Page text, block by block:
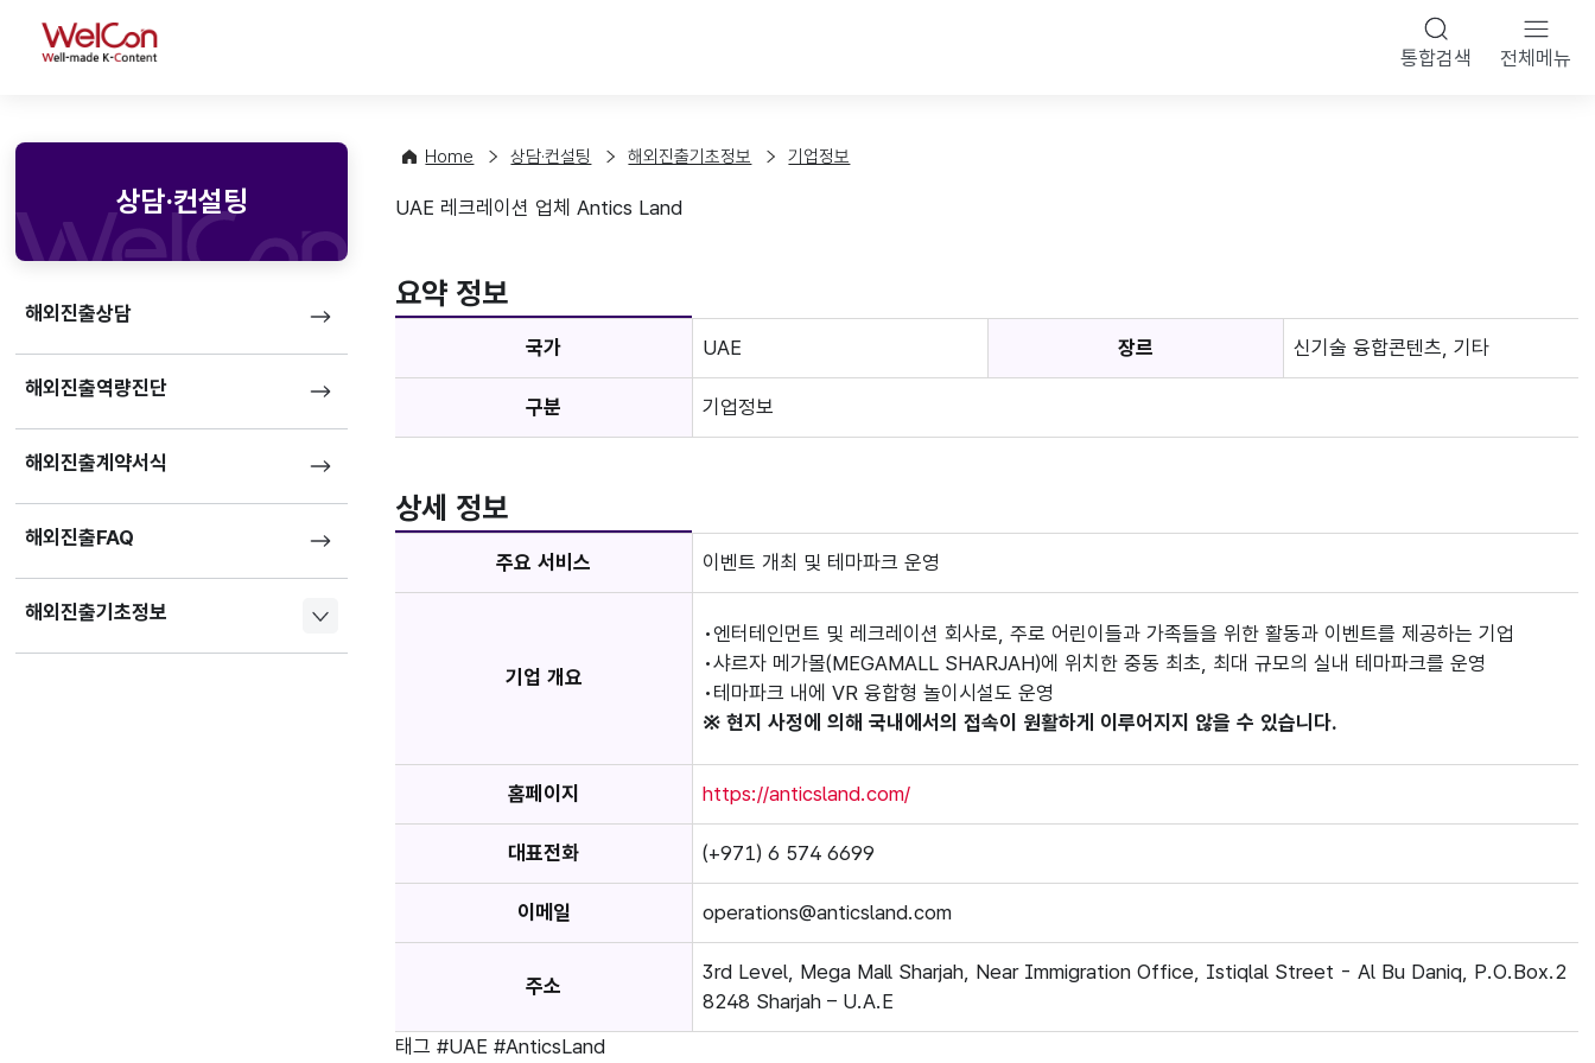
WelCon 통합검색 전체메뉴
상담·컨설팅
해외진출상담
해외진출역량진단
해외진출계약서식
해외진출FAQ
해외진출기초정보
Home 상담·컨설팅 해외진출기초정보 기업정보
기업정보
UAE 레크레이션 업체 Antics Land
요약 정보
국가 UAE 장르 신기술 융합콘텐츠, 기타
구분 기업정보
상세 정보
주요 서비스 이벤트 개최 및 테마파크 운영
기업 개요
엔터테인먼트 및 레크레이션 회사로, 주로 어린이들과 가족들을 위한 활동과 이벤트를 제공하는 기업
샤르자 메가몰(MEGAMALL SHARJAH)에 위치한 중동 최초, 최대 규모의 실내 테마파크를 운영
테마파크 내에 VR 융합형 놀이시설도 운영
※ 현지 사정에 의해 국내에서의 접속이 원활하게 이루어지지 않을 수 있습니다.
홈페이지 https://anticsland.com/
대표전화 (+971) 6 574 6699
이메일 operations@anticsland.com
주소
3rd Level, Mega Mall Sharjah, Near Immigration Office, Istiqlal Street - Al Bu Daniq, P.O.Box.2
8248 Sharjah – U.A.E
태그 #UAE #AnticsLand